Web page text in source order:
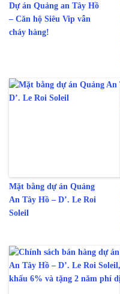
Dự án Quảng an Tây Hồ
– Căn hộ Siêu Vip vẫn
cháy hàng!
Mặt bằng dự án Quảng
An Tây Hồ – D’. Le Roi
Soleil